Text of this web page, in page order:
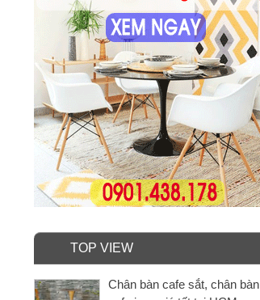
TOP VIEW
Chân bàn cafe sắt, chân bàn